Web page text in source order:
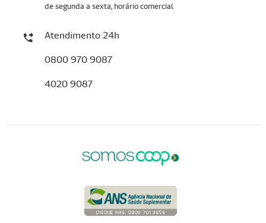
de segunda a sexta, horário comercial
Atendimento 24h
0800 970 9087
4020 9087